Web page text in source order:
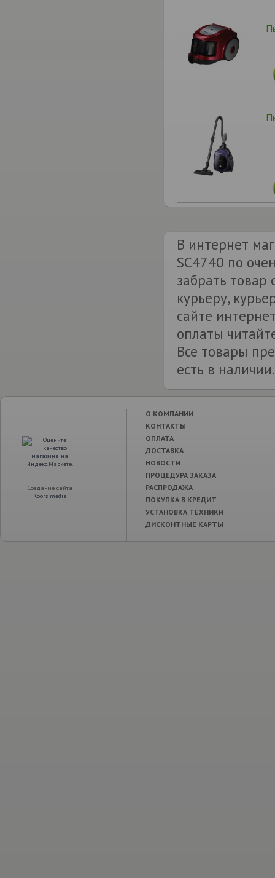
В интернет
SC4740 по
забрать
курьеру,
сайте
оплаты
Все товары
есть в наличии.
Создание сайта
Koors media
О КОМПАНИИ
КОНТАКТЫ
ОПЛАТА
ДОСТАВКА
НОВОСТИ
ПРОЦЕДУРА ЗАКАЗА
РАСПРОДАЖА
ПОКУПКА В КРЕДИТ
УСТАНОВКА ТЕХНИКИ
ДИСКОНТНЫЕ КАРТЫ